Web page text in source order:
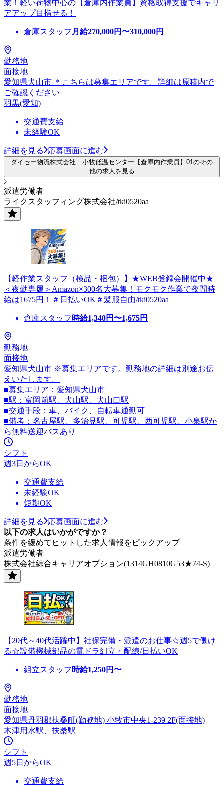
業！軽い荷物中心の【倉庫内作業員】資格取得支援でキャリ
アアップ目指せる！
倉庫スタッフ 月給270,000円〜310,000円
勤務地
面接地
愛知県犬山市 ＊こちらは募集エリアです。詳細は原稿内で
ご確認ください
羽黒(愛知)
交通費支給
未経験OK
詳細を見る 応募画面に進む
ダイセー物流株式会社 小牧低温センター【倉庫内作業員】01のその
他の求人を見る
派遣労働者
ライクスタッフィング株式会社/tki0520aa
【軽作業スタッフ（検品・梱包）】★WEB登録会開催中★
＜夜勤専属＞Amazon×300名大募集！モクモク作業で夜間時
給は1675円！＃日払いOK＃髪服自由/tki0520aa
倉庫スタッフ 時給1,340円〜1,675円
勤務地
面接地
愛知県犬山市 ※募集エリアです。勤務地の詳細は別途お伝
えいたします。
■募集エリア：愛知県犬山市
■駅：富岡前駅、犬山駅、犬山口駅
■交通手段：車、バイク、自転車通勤可
■備考：名古屋駅、多治見駅、可児駅、西可児駅、小泉駅か
ら無料送迎バスあり
シフト
週3日からOK
交通費支給
未経験OK
短期OK
詳細を見る
応募画面に進む
以下の求人はいかがですか？
条件を緩めてヒットした求人情報をピックアップ
派遣労働者
株式会社綜合キャリアオプション(1314GH0810G53★74-S)
【20代～40代活躍中】社保完備・派遣のお仕事☆週5で働け
る☆設備機械部品の電ドラ組立・配線/日払いOK
組立スタッフ 時給1,250円〜
勤務地
面接地
愛知県丹羽郡扶桑町(勤務地) 小牧市中央1-239 2F(面接地)
木津用水駅、扶桑駅
シフト
週5日からOK
交通費支給